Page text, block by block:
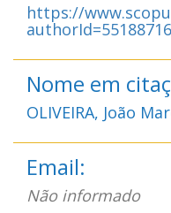
https://
Nome em
OLIVEIRA, João
Email:
Não informado